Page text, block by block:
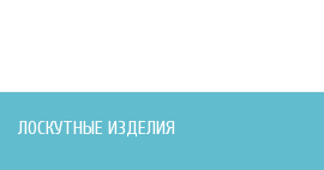
ЛОСКУТНЫЕ ИЗДЕЛИЯ